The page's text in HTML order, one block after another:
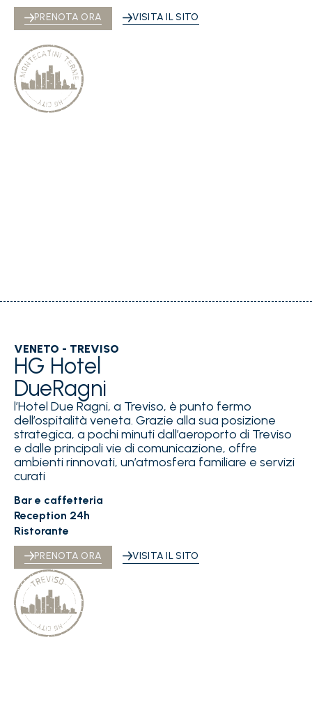
PRENOTA ORA VISITA IL SITO
VENETO - TREVISO
HG Hotel
DueRagni
l’Hotel Due Ragni, a Treviso, è punto fermo
dell’ospitalità veneta. Grazie alla sua posizione
strategica, a pochi minuti dall’aeroporto di Treviso
e dalle principali vie di comunicazione, offre
ambienti rinnovati, un’atmosfera familiare e servizi
curati
Bar e caffetteria
Reception 24h
Ristorante
PRENOTA ORA VISITA IL SITO